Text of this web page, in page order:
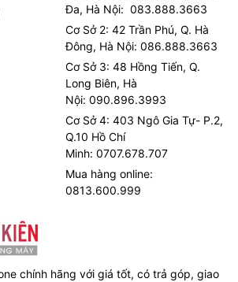
Đa, Hà Nội: 083.888.3663
Cơ Sở 2: 42 Trần Phú, Q. Hà
Đông, Hà Nội: 086.888.3663
Cơ Sở 3: 48 Hồng Tiến, Q.
Long Biên, Hà
Nội: 090.896.3993
Cơ Sở 4: 403 Ngô Gia Tự- P.2,
Q.10 Hồ Chí
Minh: 0707.678.707
Mua hàng online:
0813.600.999
chính hãng với giá tốt, có trả góp, giao